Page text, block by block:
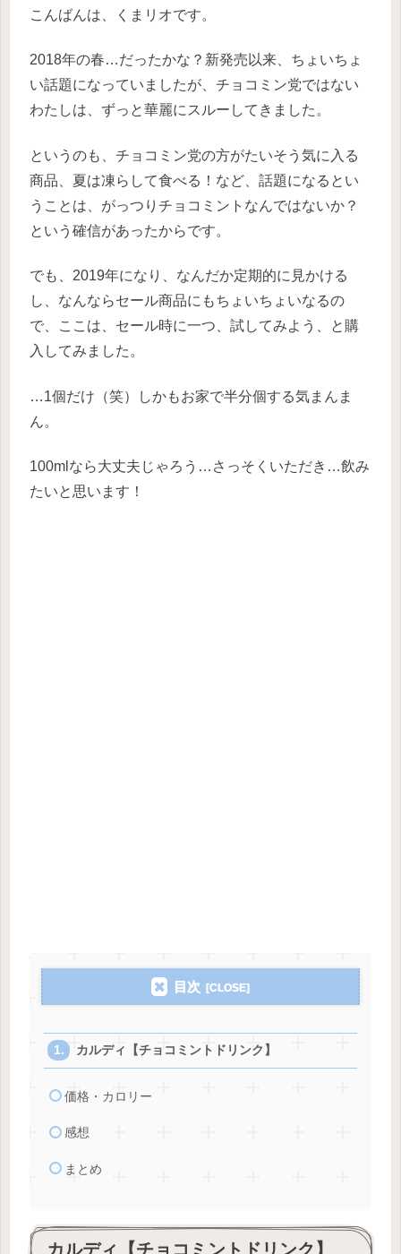
こんばんは、くまリオです。
2018年の春…だったかな？新発売以来、ちょいちょ
い話題になっていましたが、チョコミン党ではない
わたしは、ずっと華麗にスルーしてきました。
というのも、チョコミン党の方がたいそう気に入る
商品、夏は凍らして食べる！など、話題になるとい
うことは、がっつりチョコミントなんではないか？
という確信があったからです。
でも、2019年になり、なんだか定期的に見かける
し、なんならセール商品にもちょいちょいなるの
で、ここは、セール時に一つ、試してみよう、と購
入してみました。
…1個だけ（笑）しかもお家で半分個する気まんま
ん。
100mlなら大丈夫じゃろう…さっそくいただき…飲み
たいと思います！
目次
カルディ【チョコミントドリンク】
価格・カロリー
感想
まとめ
カルディ【チョコミントドリンク】